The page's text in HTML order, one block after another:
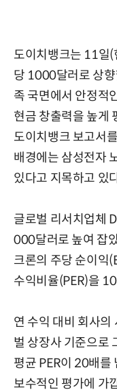
도이치뱅크는 11일
당 1000달러로 상
족 국면에서 안정적
현금 창출력을 높게
도이치뱅크 보고서
배경에는 삼성전자
있다고 지목하고 있
글로벌 리서치업체
000달러로 높여 잡
크론의 주당 순이익
수익비율(PER)을
연 수익 대비 회사
벌 상장사 기준으로
평균 PER이 20배를
보수적인 평가에 가